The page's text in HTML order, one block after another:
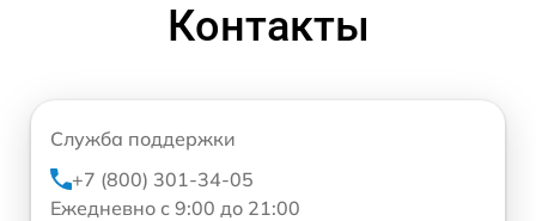
Контакты
Служба поддержки
+7 (800) 301-34-05
Ежедневно с 9:00 до 21:00